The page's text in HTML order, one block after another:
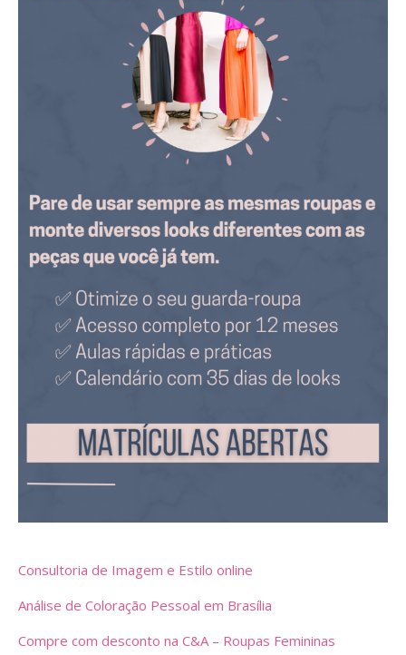
Consultoria de Imagem e Estilo online
Análise de Coloração Pessoal em Brasília
Compre com desconto na C&A – Roupas Femininas